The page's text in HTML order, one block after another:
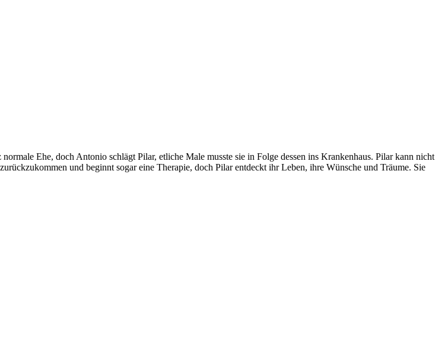
Ehe, doch Antonio schlägt Pilar, etliche Male musste sie in Folge dessen ins Krankenhaus. Pilar kann nicht
und beginnt sogar eine Therapie, doch Pilar entdeckt ihr Leben, ihre Wünsche und Träume. Sie